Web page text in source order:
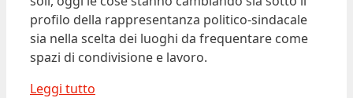
profilo della rappresentanza politico-sindacale
sia nella scelta dei luoghi da frequentare come
spazi di condivisione e lavoro.
Leggi tutto